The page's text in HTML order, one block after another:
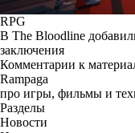
RPG
В The Bloodline
заключения
Комментарии к
Rampaga
про игры, фильмы и
Разделы
Новости